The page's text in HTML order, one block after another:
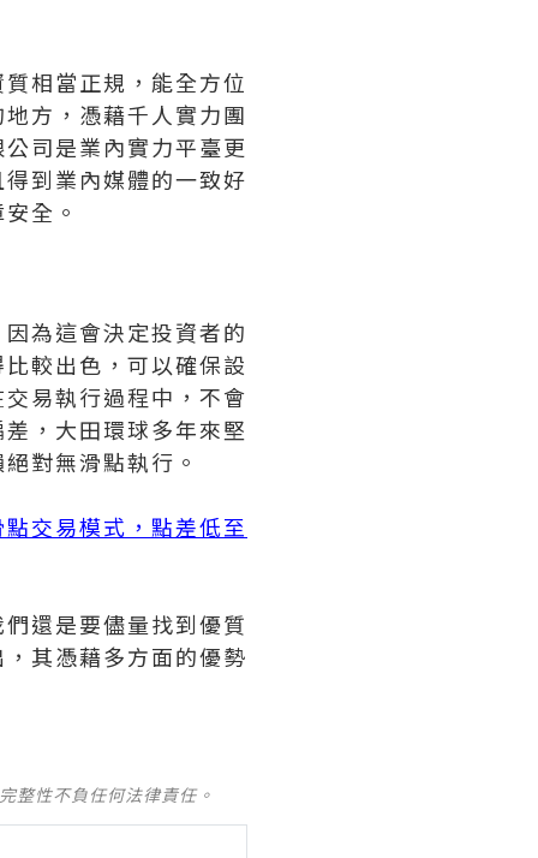
相當正規，能全方位
方，憑藉千人實力團
司是業內實力平臺更
到業內媒體的一致好
全。
為這會決定投資者的
較出色，可以確保設
易執行過程中，不會
，大田環球多年來堅
對無滑點執行。
交易模式，點差低至
還是要儘量找到優質
其憑藉多方面的優勢
整性不負任何法律責任。